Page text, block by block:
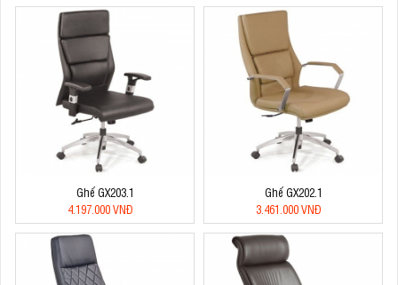
Ghế GX203.1
4.197.000 VNĐ
Ghế GX202.1
3.461.000 VNĐ